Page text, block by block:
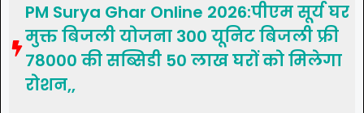
PM Surya Ghar Online 2026:पीएम सूर्य घर
मुक्त बिजली योजना 300 यूनिट बिजली फ्री
78000 की सब्सिडी 50 लाख घरों को मिलेगा
रोशन,,